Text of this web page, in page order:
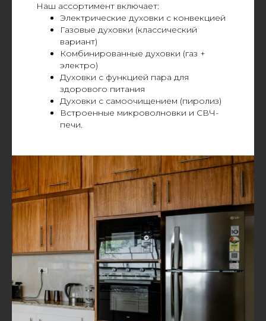
Наш ассортимент включает:
Электрические духовки с конвекцией
Газовые духовки (классический
вариант)
Комбинированные духовки (газ +
электро)
Духовки с функцией пара для
здорового питания
Духовки с самоочищением (пиролиз)
Встроенные микроволновки и СВЧ-
печи.